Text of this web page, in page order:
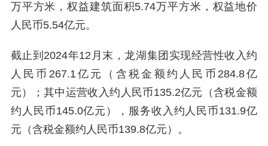
万平方米，权益建筑面积5.74万平方米，权益地价
人民币5.54亿元。
截止到2024年12月末，龙湖集团实现经营性收入约
人民币267.1亿元（含税金额约人民币284.8亿
元）；其中运营收入约人民币135.2亿元（含税金额
约人民币145.0亿元），服务收入约人民币131.9亿
元（含税金额约人民币139.8亿元）。